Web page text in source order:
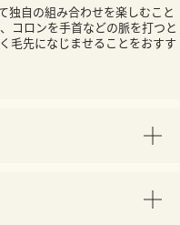
独自の組み合わせを楽しむこと
コロンを手首などの脈を打つと
毛先になじませることをおすす